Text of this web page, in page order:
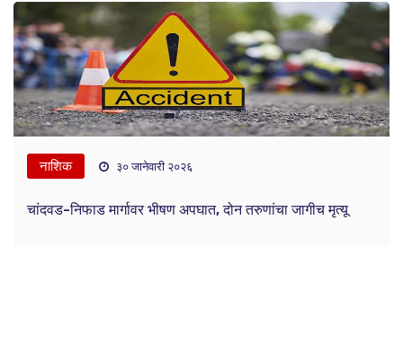
नाशिक ३० जानेवारी २०२६
चांदवड-निफाड मार्गावर भीषण अपघात, दोन तरुणांचा जागीच मृत्यू